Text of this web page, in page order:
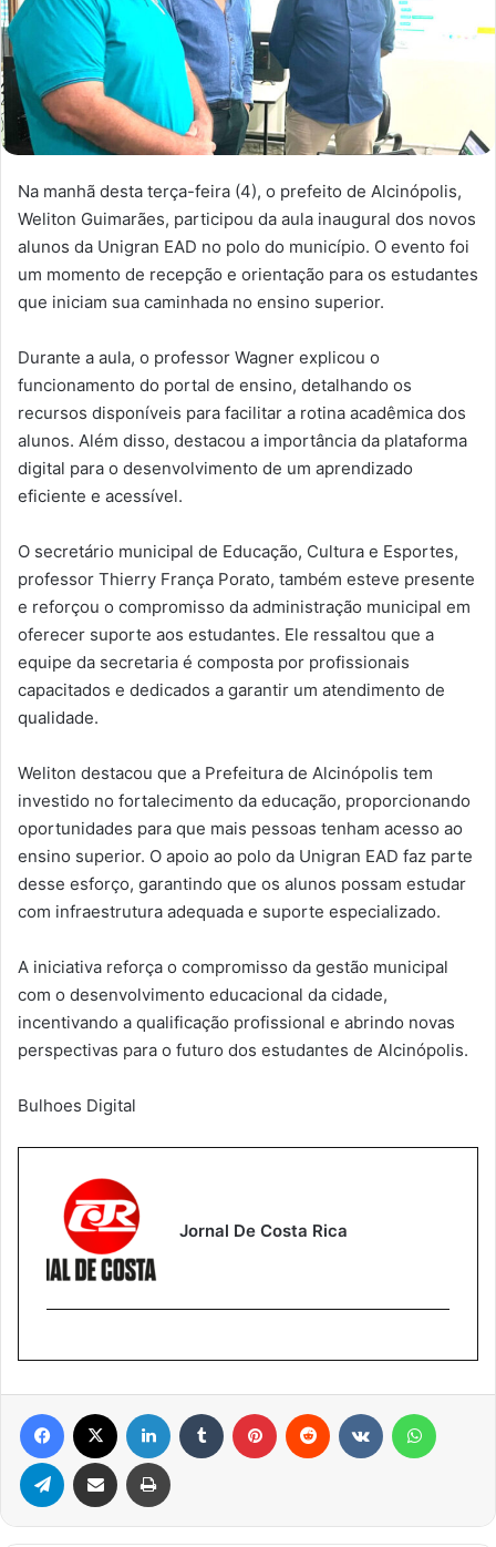
Na manhã desta terça-feira (4), o prefeito de Alcinópolis,
Weliton Guimarães, participou da aula inaugural dos novos
alunos da Unigran EAD no polo do município. O evento foi
um momento de recepção e orientação para os estudantes
que iniciam sua caminhada no ensino superior.
Durante a aula, o professor Wagner explicou o
funcionamento do portal de ensino, detalhando os
recursos disponíveis para facilitar a rotina acadêmica dos
alunos. Além disso, destacou a importância da plataforma
digital para o desenvolvimento de um aprendizado
eficiente e acessível.
O secretário municipal de Educação, Cultura e Esportes,
professor Thierry França Porato, também esteve presente
e reforçou o compromisso da administração municipal em
oferecer suporte aos estudantes. Ele ressaltou que a
equipe da secretaria é composta por profissionais
capacitados e dedicados a garantir um atendimento de
qualidade.
Weliton destacou que a Prefeitura de Alcinópolis tem
investido no fortalecimento da educação, proporcionando
oportunidades para que mais pessoas tenham acesso ao
ensino superior. O apoio ao polo da Unigran EAD faz parte
desse esforço, garantindo que os alunos possam estudar
com infraestrutura adequada e suporte especializado.
A iniciativa reforça o compromisso da gestão municipal
com o desenvolvimento educacional da cidade,
incentivando a qualificação profissional e abrindo novas
perspectivas para o futuro dos estudantes de Alcinópolis.
Bulhoes Digital
Jornal De Costa Rica
Facebook Linkedin Tumblr Pinterest Reddit
Telegram Compartilhar via e-mail Imprimir